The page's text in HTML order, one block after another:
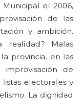
el 2006,
de las
y ambición.
realidad? Malas
provincia, en las
de
electorales y
La dignidad